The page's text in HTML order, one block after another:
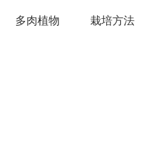
多肉植物 栽培方法